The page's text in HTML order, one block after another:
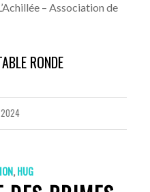
– Association de
RONDE
2024
,HUG